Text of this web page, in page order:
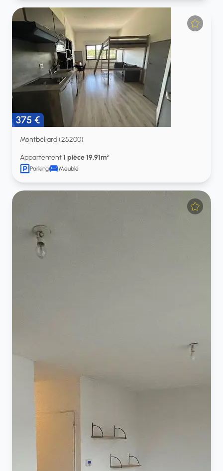
375 €
Montbéliard (25200)
Appartement1 pièce 19.91m²
Parking Meublé